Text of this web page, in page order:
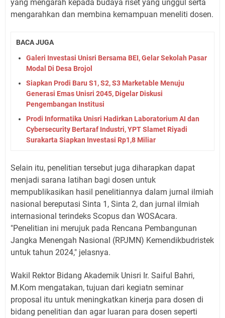
yang mengarah kepada budaya riset yang unggul serta
mengarahkan dan membina kemampuan meneliti dosen.
BACA JUGA
Galeri Investasi Unisri Bersama BEI, Gelar Sekolah Pasar
Modal Di Desa Brojol
Siapkan Prodi Baru S1, S2, S3 Marketable Menuju
Generasi Emas Unisri 2045, Digelar Diskusi
Pengembangan Institusi
Prodi Informatika Unisri Hadirkan Laboratorium AI dan
Cybersecurity Bertaraf Industri, YPT Slamet Riyadi
Surakarta Siapkan Investasi Rp1,8 Miliar
Selain itu, penelitian tersebut juga diharapkan dapat
menjadi sarana latihan bagi dosen untuk
mempublikasikan hasil penelitiannya dalam jurnal ilmiah
nasional bereputasi Sinta 1, Sinta 2, dan jurnal ilmiah
internasional terindeks Scopus dan WOSAcara.
"Penelitian ini merujuk pada Rencana Pembangunan
Jangka Menengah Nasional (RPJMN) Kemendikbudristek
untuk tahun 2024," jelasnya.
Wakil Rektor Bidang Akademik Unisri Ir. Saiful Bahri,
M.Kom mengatakan, tujuan dari kegiatn seminar
proposal itu untuk meningkatkan kinerja para dosen di
bidang penelitian dan agar luaran para dosen seperti